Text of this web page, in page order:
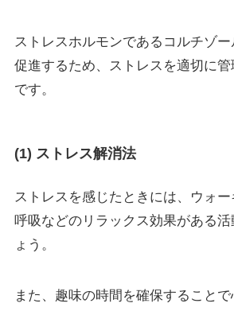
ストレスホルモンであるコルチゾ
促進するため、ストレスを適切に
です。
(1) ストレス解消法
ストレスを感じたときには、ウォ
呼吸などのリラックス効果がある
ょう。
また、趣味の時間を確保することで